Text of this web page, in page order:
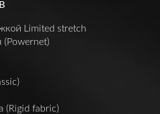
Limited stretch
(Powernet)
(Rigid fabric)